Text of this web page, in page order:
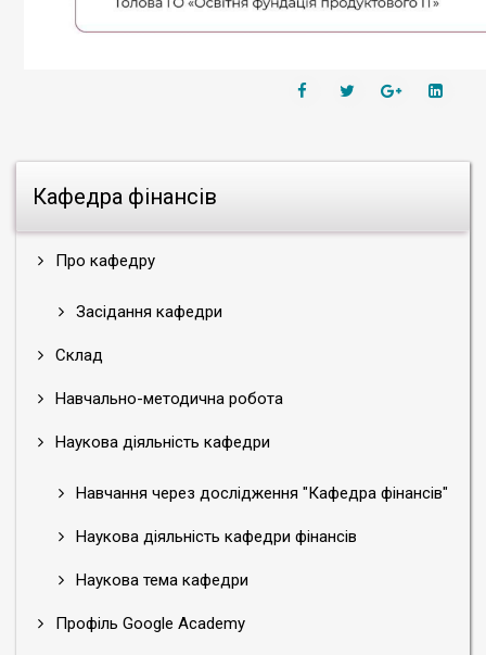
Кафедра фінансів
Про кафедру
Засідання кафедри
Склад
Навчально-методична робота
Наукова діяльність кафедри
Навчання через дослідження "Кафедра фінансів"
Наукова діяльність кафедри фінансів
Наукова тема кафедри
Профіль Google Academy